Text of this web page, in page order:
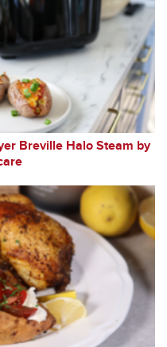
Breville Halo Steam by